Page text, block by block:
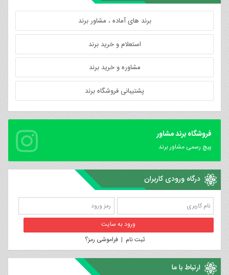
برند های آماده ، مشاور برند
استعلام و خرید برند
مشاوره و خرید برند
پشتیبانی فروشگاه برند
فروشگاه برند مشاور
پیچ رسمی مشاور برند
درگاه ورودی کاربران
ثبت نام |فراموشی رمز؟
ارتباط با ما